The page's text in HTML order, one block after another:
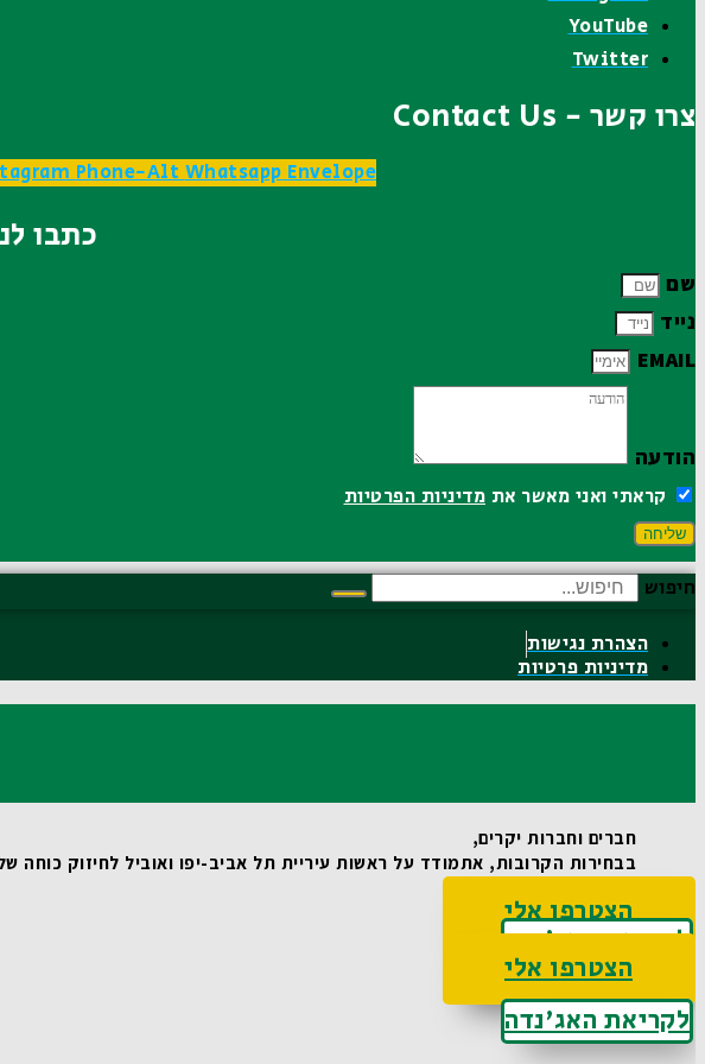
YouTube
Twitter
צרו קשר - Contact Us
Phone-AltWhatsappEnvelope
כתבו
שם
נייד
EMAIL
הודעה
קראתי ואני מאשר את מדיניות הפרטיות
שליחה
חיפוש
הצהרת נגישות
מדיניות פרטיות
חברים וחברות יקרים,
בבחירות הקרובות, אתמודד על ראשות עיריית תל אביב-יפו ואוביל לחיזוק כוחה
הצטרפו אלי
לקריאת האג'נדה
הצטרפו אלי
לקריאת האג'נדה